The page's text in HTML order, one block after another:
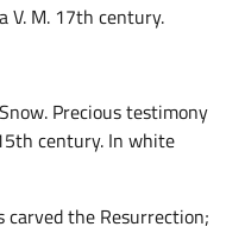
V. M. 17th century.
Precious testimony
century. In white
carved the Resurrection;